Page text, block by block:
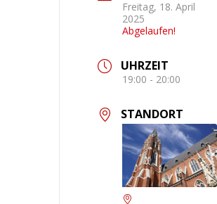
Freitag, 18. April
2025
Abgelaufen!
UHRZEIT
19:00 - 20:00
STANDORT